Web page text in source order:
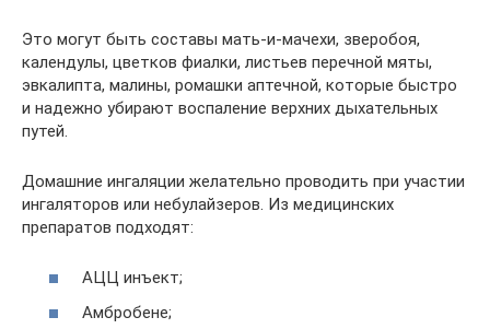
Это могут быть составы мать-и-мачехи, зверобоя,
календулы, цветков фиалки, листьев перечной мяты,
эвкалипта, малины, ромашки аптечной, которые быстро
и надежно убирают воспаление верхних дыхательных
путей.
Домашние ингаляции желательно проводить при участии
ингаляторов или небулайзеров. Из медицинских
препаратов подходят:
АЦЦ инъект;
Амбробене;